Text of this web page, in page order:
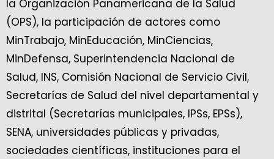
la Organización Panamericana de la Salud
(OPS), la participación de actores como
MinTrabajo, MinEducación, MinCiencias,
MinDefensa, Superintendencia Nacional de
Salud, INS, Comisión Nacional de Servicio Civil,
Secretarías de Salud del nivel departamental y
distrital (Secretarías municipales, IPSs, EPSs),
SENA, universidades públicas y privadas,
sociedades científicas, instituciones para el